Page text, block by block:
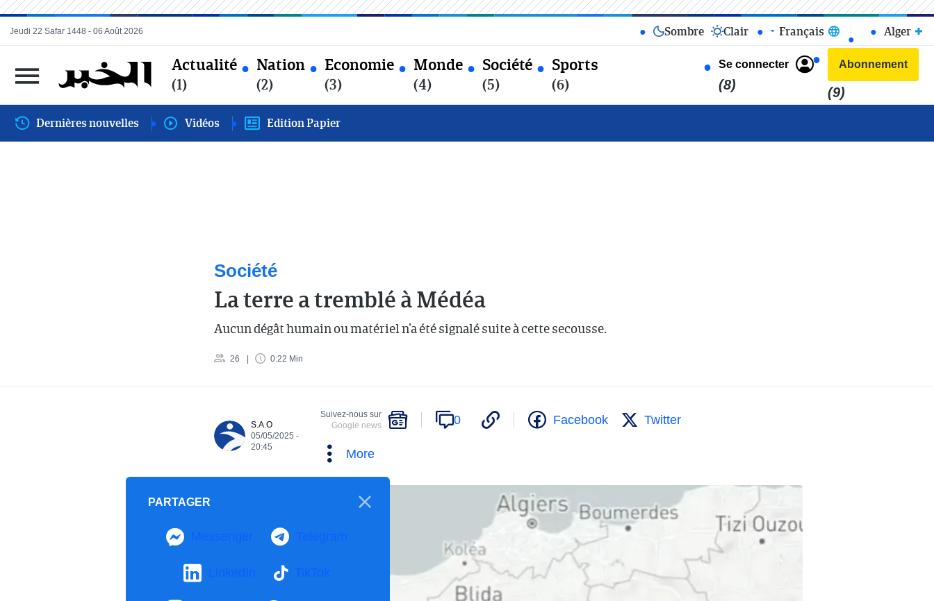
Actualité
(1)
Nation
(2)
Economie
(3)
Monde
(4)
Société
(5)
Sports
(6)
Se connecter
(8)
Abonnement
(9)
Jeudi 22 Safar 1448 - 06 Août 2026 Sombre Clair Français Alger
Dernières nouvelles Vidéos Edition Papier
Société
La terre a tremblé à Médéa
Aucun dégât humain ou matériel n’a été signalé suite à cette secousse.
26 0:22 Min
S.A.O
05/05/2025 -
20:45
Suivez-nous sur
Google news
0 Facebook Twitter
More
PARTAGER
Messenger Telegram
LinkedIn TikTok